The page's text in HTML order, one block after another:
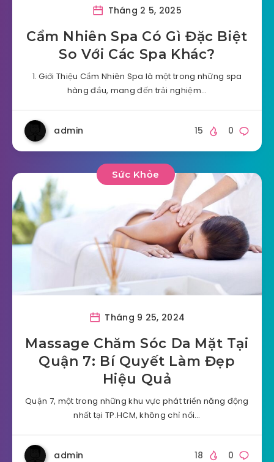
Tháng 2 5, 2025
Cẩm Nhiên Spa Có Gì Đặc Biệt
So Với Các Spa Khác?
1. Giới Thiệu Cẩm Nhiên Spa là một trong những spa
hàng đầu, mang đến trải nghiệm…
admin 0
15
Sức Khỏe
Tháng 9 25, 2024
Massage Chăm Sóc Da Mặt Tại
Quận 7: Bí Quyết Làm Đẹp
Hiệu Quả
Quận 7, một trong những khu vực phát triển năng động
nhất tại TP.HCM, không chỉ nổi…
admin 0
18